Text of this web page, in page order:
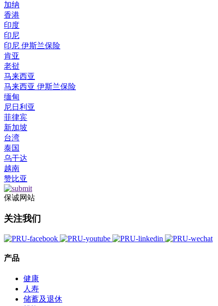
加纳
香港
印度
印尼
印尼 伊斯兰保险
肯亚
老挝
马来西亚
马来西亚 伊斯兰保险
缅甸
尼日利亚
菲律宾
新加坡
台湾
泰国
乌干达
越南
赞比亚
保诚网站
关注我们
产品
健康
人寿
储蓄及退休